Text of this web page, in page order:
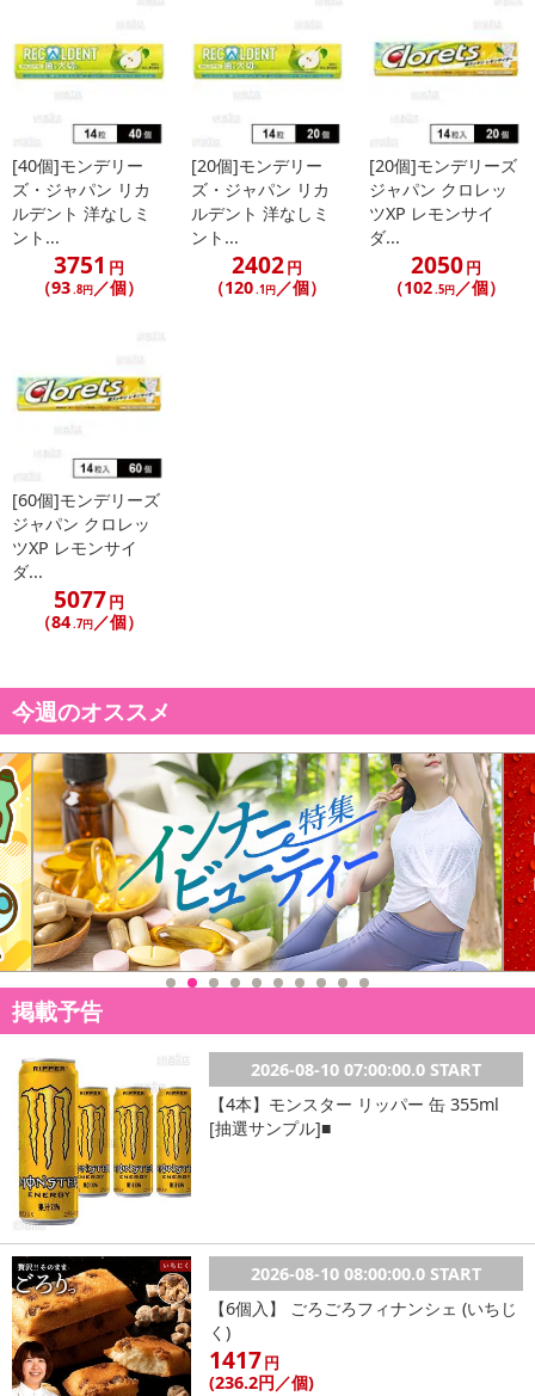
[40個]モンデリー
ズ・ジャパン リカ
ルデント 洋なしミ
ント...
3751 円
（93.8円／個）
[20個]モンデリー
ズ・ジャパン リカ
ルデント 洋なしミ
ント...
2402円
（120.1円 ／個）
[20個]モンデリーズ
ジャパン クロレッ
ツXP レモンサイ
ダ...
2050円
（102.5円 ／個）
[60個]モンデリーズ
ジャパン クロレッ
ツXP レモンサイ
ダ...
5077円
（84.7円／個）
今週のオススメ
掲載予告
2026-08-10 07:00:00.0 START
【4本】モンスター リッパー 缶 355ml
[抽選サンプル]■
2026-08-10 08:00:00.0 START
【6個入】 ごろごろフィナンシェ (いちじ
く)
1417円
(236.2円／個)